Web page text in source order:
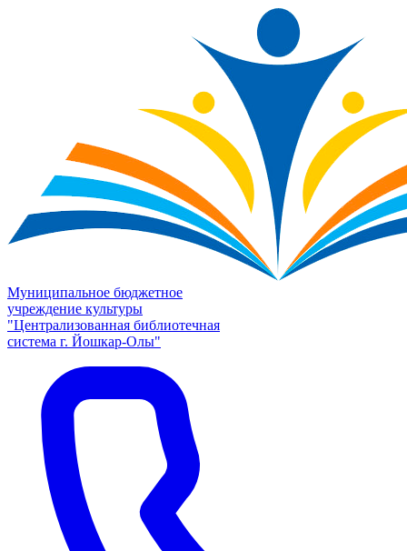
Муниципальное бюджетное
учреждение культуры
"Централизованная библиотечная
система г. Йошкар-Олы"